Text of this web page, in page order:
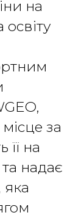
на
за
на
надає